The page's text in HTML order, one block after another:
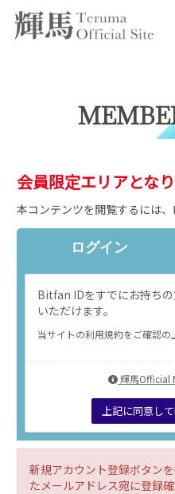
会員限定エリアとな
本コンテンツを閲覧するには、
ログイン
Bitfan IDをすでにお持ち
いただけます。
当サイトの利用規約をご確認の
輝馬Official
上記に同意し
新規アカウント登録ボタン
たメールアドレス宛に登録